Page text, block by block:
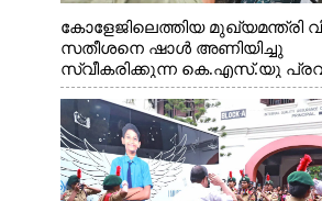
കോളേജിലെത്തിയ മുഖ്യമന്ത്രി
സതീശനെ ഷാൾ അണിയിച്ചു
സ്വീകരിക്കുന്ന കെ.എസ്.യു